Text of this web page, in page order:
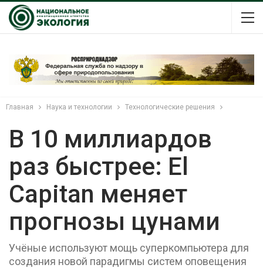
Главная Наука и технологии Технологические решения
В 10 миллиардов
раз быстрее: El
Capitan меняет
прогнозы цунами
Учёные используют мощь суперкомпьютера для
создания новой парадигмы систем оповещения